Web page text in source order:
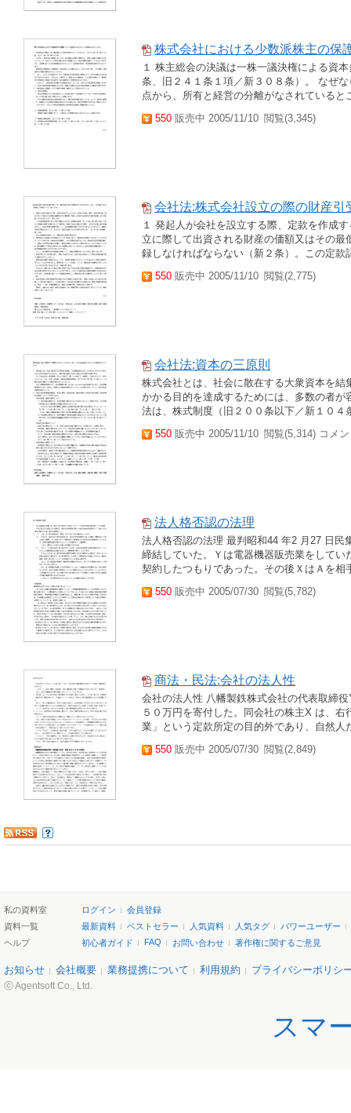
株式会社における少数派株主の保
１ 株主総会の決議は一株一議決権による資
条、旧２４１条１項／新３０８条）。 なぜ
点から、所有と経営の分離がなされている
550 販売中 2005/11/10 閲覧(3,345)
会社法:株式会社設立の際の財産引
１ 発起人が会社を設立する際、定款を作成
立に際して出資される財産の価額又はその
録しなければならない（新２条）。この定
550 販売中 2005/11/10 閲覧(2,775)
会社法:資本の三原則
株式会社とは、社会に散在する大衆資本を
かかる目的を達成するためには、多数の者
法は、株式制度（旧２００条以下／新１０
550 販売中 2005/11/10 閲覧(5,314) コメ
法人格否認の法理
法人格否認の法理 最判昭和44 年2 月27 日
締結していた。Ｙは電器機器販売業をして
契約したつもりであった。その後ＸはＡを
550 販売中 2005/07/30 閲覧(5,782)
商法・民法:会社の法人性
会社の法人性 八幡製鉄株式会社の代表取締
５０万円を寄付した。同会社の株主X は、
業」という定款所定の目的外であり、自然
550 販売中 2005/07/30 閲覧(2,849)
私の資料室 ログイン
会員登録
資料一覧
最新資料 ベストセラー 人気資料 人気タグ
パワーユーザー
ヘルプ
初心者ガイド FAQ お問い合わせ 著作権に関するご意見
お知らせ 会社概要 業務提携について 利用規約 プライバシーポリシ
ⓒ Agentsoft Co., Ltd.
スマ